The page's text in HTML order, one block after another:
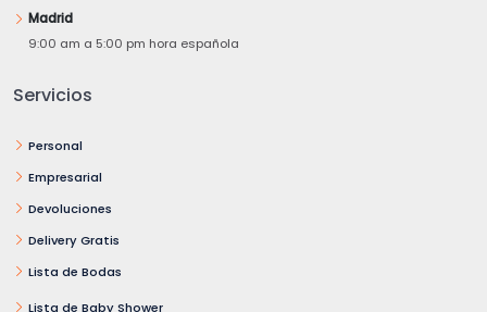
Madrid
9:00 am a 5:00 pm hora española
Servicios
Personal
Empresarial
Devoluciones
Delivery Gratis
Lista de Bodas
Lista de Baby Shower